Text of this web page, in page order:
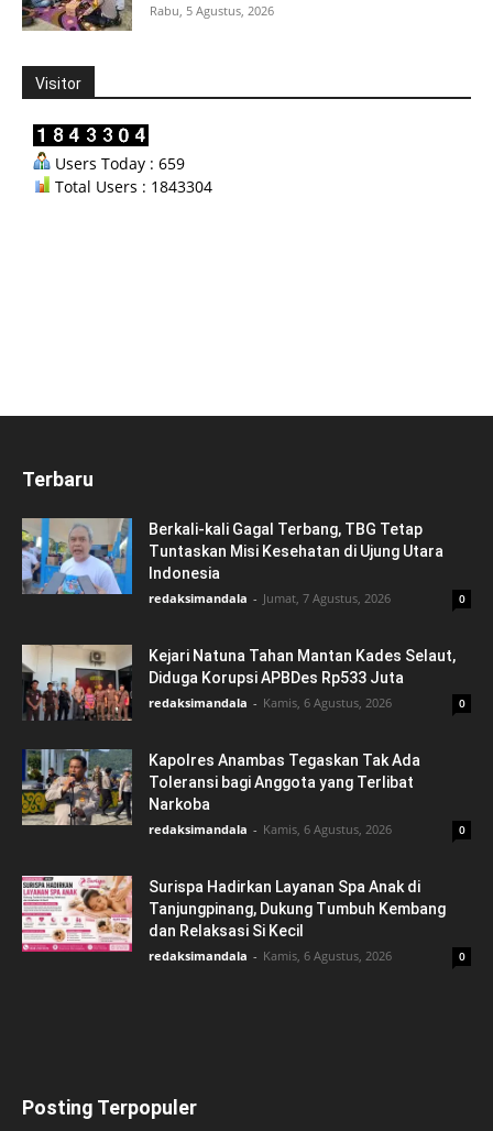
Rabu, 5 Agustus, 2026
Visitor
Users Today : 659
Total Users : 1843304
Terbaru
Berkali-kali Gagal Terbang, TBG Tetap
Tuntaskan Misi Kesehatan di Ujung Utara
Indonesia
redaksimandala - Jumat, 7 Agustus, 2026 0
Kejari Natuna Tahan Mantan Kades Selaut,
Diduga Korupsi APBDes Rp533 Juta
redaksimandala - Kamis, 6 Agustus, 2026 0
Kapolres Anambas Tegaskan Tak Ada
Toleransi bagi Anggota yang Terlibat
Narkoba
redaksimandala - Kamis, 6 Agustus, 2026 0
Surispa Hadirkan Layanan Spa Anak di
Tanjungpinang, Dukung Tumbuh Kembang
dan Relaksasi Si Kecil
redaksimandala - Kamis, 6 Agustus, 2026 0
Posting Terpopuler